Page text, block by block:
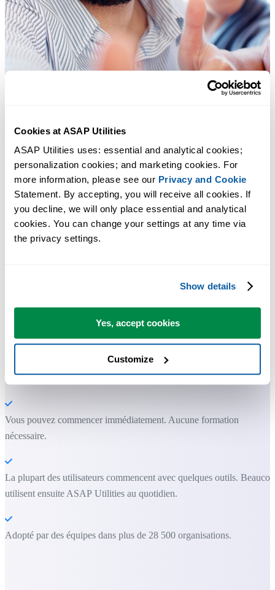
Cookies at ASAP Utilities
ASAP Utilities uses: essential and analytical cookies;
personalization cookies; and marketing cookies. For
more information, please see our Privacy and Cookie
Statement. By accepting, you will receive all cookies. If
you decline, we will only place essential and analytical
cookies. You can change your settings at any time via
the privacy settings.
Show details
Yes, accept cookies
Customize
Gagnez du temps dans Excel. Tout
simplement.
ASAP Utilities vous aide à gagner du temps et à faire des choses
qu'Excel seul ne permet pas.
Vous pouvez commencer immédiatement. Aucune formation
nécessaire.
La plupart des utilisateurs commencent avec quelques outils.
utilisent ensuite ASAP Utilities au quotidien.
Adopté par des équipes dans plus de 28 500 organisations.